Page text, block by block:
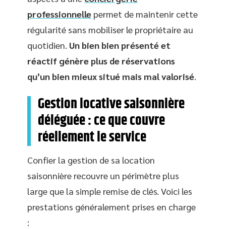
professionnelle permet de maintenir cette
régularité sans mobiliser le propriétaire au
quotidien. Un bien bien présenté et
réactif génère plus de réservations
qu’un bien mieux situé mais mal valorisé.
Gestion locative saisonnière
déléguée : ce que couvre
réellement le service
Confier la gestion de sa location
saisonnière recouvre un périmètre plus
large que la simple remise de clés. Voici les
prestations généralement prises en charge
: